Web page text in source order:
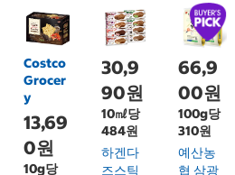
Costco
Grocer
y
13,69
0원
10g당
30,9
90원
10㎖당
484원
하겐다
즈스틱
66,9
00원
100g당
310원
예산농
협 삼광